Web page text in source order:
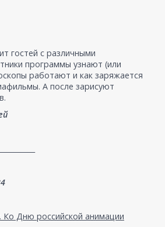
гостей с различными
программы узнают (или
работают и как заряжается
А после зарисуют
Ко Дню российской анимации